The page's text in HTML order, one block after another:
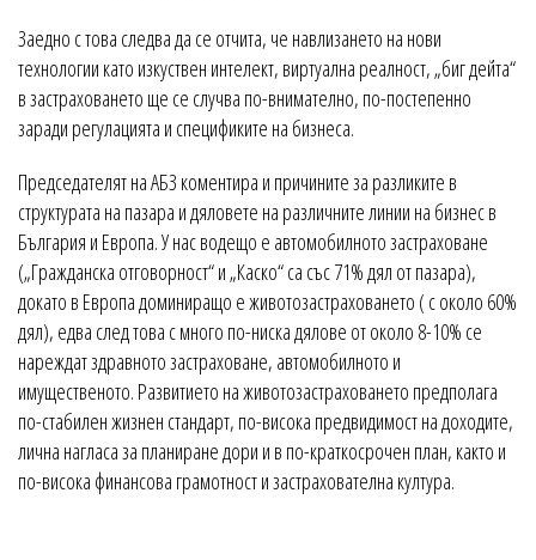
Заедно с това следва да се отчита, че навлизането на нови
технологии като изкуствен интелект, виртуална реалност, „биг дейта“
в застраховането ще се случва по-внимателно, по-постепенно
заради регулацията и спецификите на бизнеса.
Председателят на АБЗ коментира и причините за разликите в
структурата на пазара и дяловете на различните линии на бизнес в
България и Европа. У нас водещо е автомобилното застраховане
(„Гражданска отговорност“ и „Каско“ са със 71% дял от пазара),
докато в Европа доминиращо е животозастраховането ( с около 60%
дял), едва след това с много по-ниска дялове от около 8-10% се
нареждат здравното застраховане, автомобилното и
имущественото. Развитието на животозастраховането предполага
по-стабилен жизнен стандарт, по-висока предвидимост на доходите,
лична нагласа за планиране дори и в по-краткосрочен план, както и
по-висока финансова грамотност и застрахователна култура.